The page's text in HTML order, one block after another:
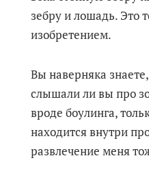
зебру и лошадь. Это
изобретением.
Вы наверняка
слышали ли вы про
вроде боулинга,
находится внутри
развлечение меня